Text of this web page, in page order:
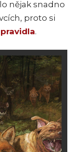
nějak snadno
proto si
pravidla.